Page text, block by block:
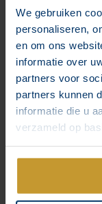
We gebruiken
personaliseren,
en om ons
informatie over
partners voor
partners kunnen
informatie die u
verzameld op
Online-